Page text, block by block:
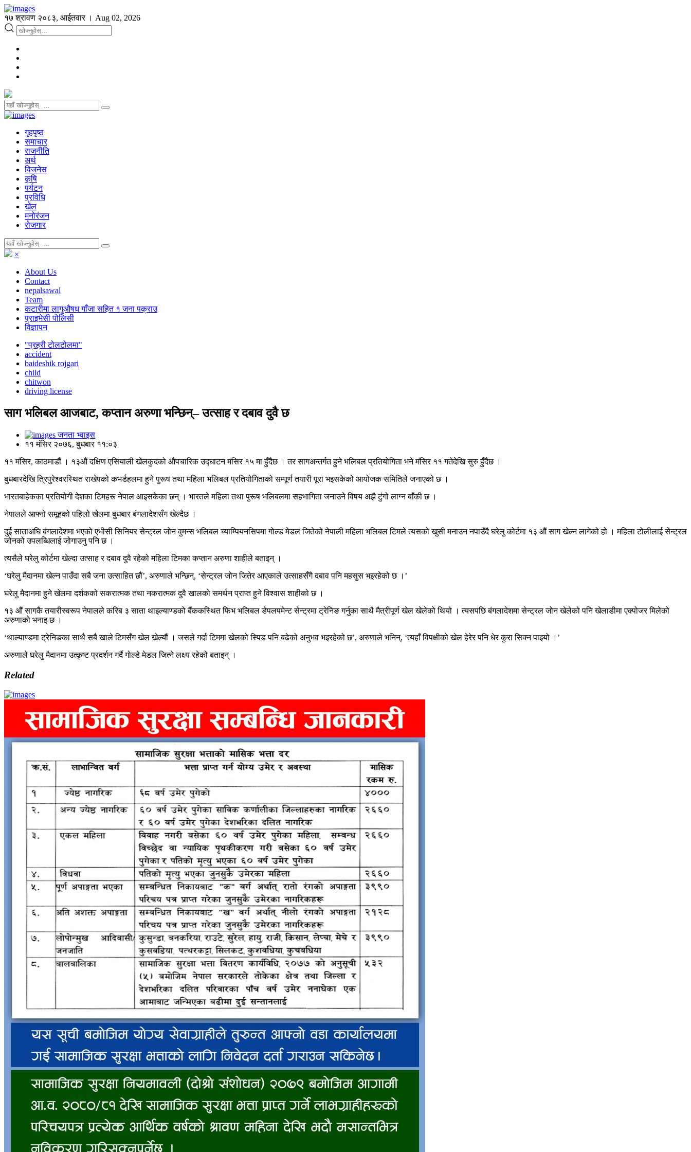
१७ श्रावण २०८३, आईतवार । Aug 02, 2026
गृहपृष्ठ
समाचार
राजनीति
अर्थ
विजनेस
कृषि
पर्यटन
प्रविधि
खेल
मनोरंजन
रोजगार
×
About Us
Contact
nepalsawal
Team
कटारीमा लागुऔषध गाँजा सहित १ जना पक्राउ
प्राइभेसी पोलिसी
विज्ञापन
"प्रहरी टोलटोलमा"
accident
baideshik rojgari
child
chitwon
driving license
साग भलिबल आजबाट, कप्तान अरुणा भन्छिन्– उत्साह र दबाव दुवै छ
जनता भ्वाइस
११ मंसिर २०७६, बुधबार ११:०३
११ मंसिर, काठमाडौं । १३औं दक्षिण एसियाली खेलकुदको औपचारिक उद्घाटन मंसिर १५ मा हुँदैछ । तर सागअन्तर्गत हुने भलिबल प्रतियोगिता भने मंसिर ११ गतेदेखि सुरु हुँदैछ ।
बुधबारदेखि त्रिपुरेश्वरस्थित राखेपको कभर्डहलमा हुने पुरूष तथा महिला भलिबल प्रतियोगिताको सम्पूर्ण तयारी पूरा भइसकेको आयोजक समितिले जनाएको छ ।
भारतबाहेकका प्रतियोगी देशका टिमहरू नेपाल आइसकेका छन् । भारतले महिला तथा पुरूष भलिबलमा सहभागिता जनाउने विषय अझै टुंगो लाग्न बाँकी छ ।
नेपालले आफ्नो समूहको पहिलो खेलमा बुधबार बंगलादेशसँग खेल्दैछ ।
दुई साताअघि बंगलादेशमा भएको एभीसी सिनियर सेन्ट्रल जोन वुमन्स भलिबल च्याम्पियनसिपमा गोल्ड मेडल जितेको नेपाली महिला भलिबल टिमले त्यसको खुसी मनाउन नपाउँदै घरेलु कोर्टमा १३ औं साग खेल्न लागेको हो । महिला टोलीलाई सेन्ट्रल
जोनको उपलब्धिलाई जोगाउनु पनि छ ।
त्यसैले घरेलु कोर्टमा खेल्दा उत्साह र दबाव दुवै रहेको महिला टिमका कप्तान अरुणा शाहीले बताइन् ।
‘घरेलु मैदानमा खेल्न पाउँदा सबै जना उत्साहित छौं’, अरुणाले भन्छिन्, ‘सेन्ट्रल जोन जितेर आएकाले उत्साहसँगै दबाव पनि महसुस भइरहेको छ ।’
घरेलु मैदानमा हुने खेलमा दर्शकको सकरात्मक तथा नकरात्मक दुवै खालको समर्थन प्राप्त हुने विश्वास शाहीको छ ।
१३ औं सागकै तयारीस्वरूप नेपालले करिब ३ साता थाइल्याण्डको बैंककस्थित फिभ भलिबल डेपलपमेन्ट सेन्ट्रमा ट्रेनिङ गर्नुका साथै मैत्रीपूर्ण खेल खेलेको थियो । त्यसपछि बंगलादेशमा सेन्ट्रल जोन खेलेको पनि खेलाडीमा एक्पोजर मिलेको
अरुणाको भनाइ छ ।
‘थाल्याण्डमा ट्रेनिङका साथै सबै खाले टिमसँग खेल खेल्यौं । जसले गर्दा टिममा खेलको स्पिड पनि बढेको अनुभव भइरहेको छ’, अरुणाले भनिन्, ‘त्यहाँ विपक्षीको खेल हेरेर पनि धेर कुरा सिक्न पाइयो ।’
अरुणाले घरेलु मैदानमा उत्कृष्ट प्रदर्शन गर्दै गोल्डे मेडल जित्ने लक्ष्य रहेको बताइन् ।
Related